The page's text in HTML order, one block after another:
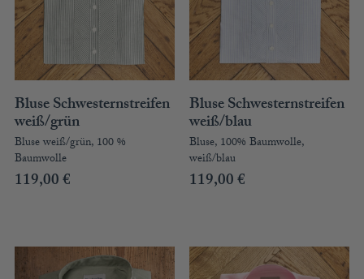
Bluse Schwesternstreifen
weiß/grün
Bluse weiß/grün, 100 %
Baumwolle
119,00€
Bluse Schwesternstreifen
weiß/blau
Bluse, 100% Baumwolle,
weiß/blau
119,00€